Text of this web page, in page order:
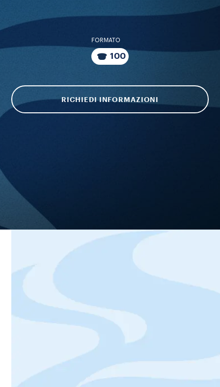
FORMATO
100
RICHIEDI INFORMAZIONI